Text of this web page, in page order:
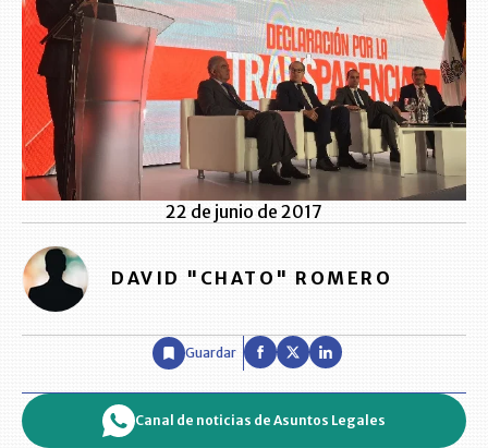
22 de junio de 2017
DAVID "CHATO" ROMERO
Guardar
Canal de noticias de Asuntos Legales